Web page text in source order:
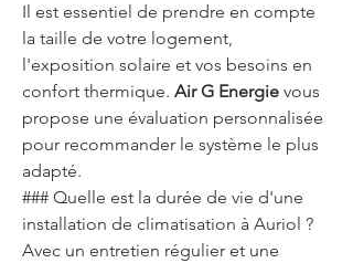
Il est essentiel de prendre en compte
la taille de votre logement,
l'exposition solaire et vos besoins en
confort thermique. Air G Energie vous
propose une évaluation personnalisée
pour recommander le système le plus
adapté.
### Quelle est la durée de vie d'une
installation de climatisation à Auriol ?
Avec un entretien régulier et une